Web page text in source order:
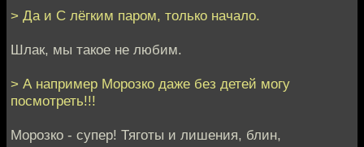
> Да и С лёгким паром, только начало.
Шлак, мы такое не любим.
> А например Морозко даже без детей могу
посмотреть!!!
Морозко - супер! Тяготы и лишения, блин,